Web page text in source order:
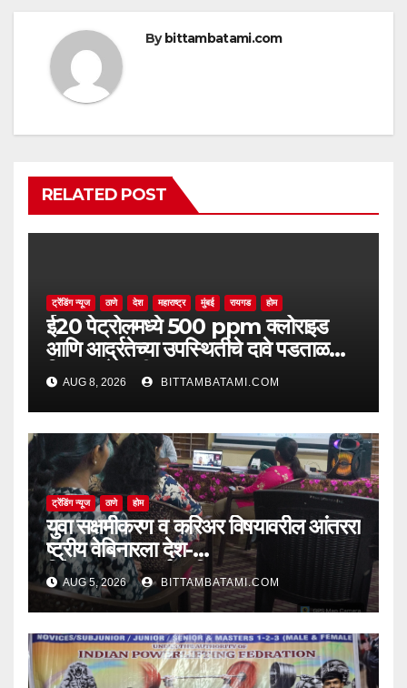
By bittambatami.com
RELATED POST
ट्रेंडिंग न्यूज ठाणे देश महाराष्ट्र मुंबई रायगड होम
ई20 पेट्रोलमध्ये 500 ppm क्लोराइड
आणि आर्द्रतेच्या उपस्थितीचे दावे पडताळणीत
सिद्ध झाले नाहीत
AUG 8, 2026 BITTAMBATAMI.COM
ट्रेंडिंग न्यूज ठाणे होम
युवा सक्षमीकरण व करिअर विषयावरील आंतररा
ष्ट्रीय वेबिनारला देश-
विदेशातून उत्स्फूर्त प्रतिसाद
AUG 5, 2026 BITTAMBATAMI.COM